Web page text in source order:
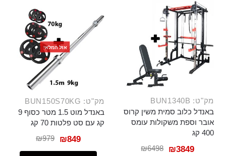
מק"ט: BUN1340B
באנדל כלוב סמית משין קרוס
אובר וספת משקולות עומס
400 קג
₪6498 ₪3849
אזל המלאי
מק"ט: BUN150S70KG
באנדל מוט 1.5 מטר כסוף 9
קג עם סט פלטות 70 קג
₪979 ₪849